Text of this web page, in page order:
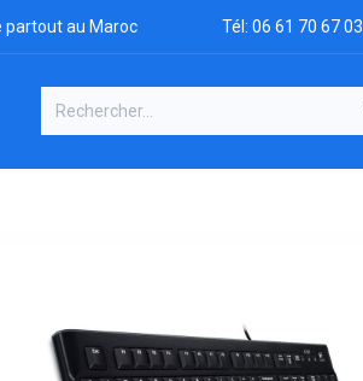
partout au Maroc Tél: 06 61 70 67 03